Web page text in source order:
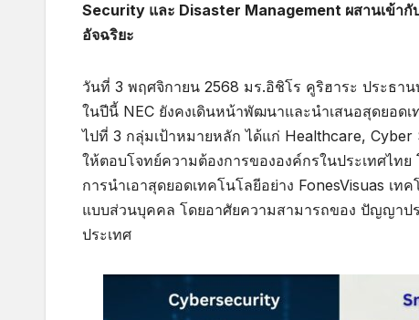
Security และ Disaster Management ผสานเข้า
อัจฉริยะ
วันที่ 3 พฤศจิกายน 2568 มร.อิชิโร คูริฮาระ ประธาน
ในปีนี้ NEC ยังคงเดินหน้าพัฒนาและนำเสนอสุดยอด
ไปที่ 3 กลุ่มเป้าหมายหลัก ได้แก่ Healthcare,
ให้ตอบโจทย์ความต้องการขององค์กรในประเทศไท
การนำเอาสุดยอดเทคโนโลยีอย่าง FonesVisuas เ
แบบส่วนบุคคล โดยอาศัยความสามารถของ ปัญญาป
ประเทศ